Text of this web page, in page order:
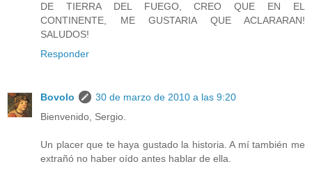
DE TIERRA DEL FUEGO, CREO QUE EN EL
CONTINENTE, ME GUSTARIA QUE ACLARARAN!
SALUDOS!
Responder
Bovolo
30 de marzo de 2010 a las 9:20
Bienvenido, Sergio.
Un placer que te haya gustado la historia. A mí también me
extrañó no haber oído antes hablar de ella.